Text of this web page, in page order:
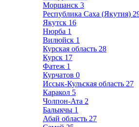
Моршанск 3
Республика Саха (Якутия)
Якутск 16
Нюрба 1
Вилюйск 1
Курская область 28
Курск 17
Фатеж 1
Курчатов 0
Иссык-Кульская область 27
Каракол 5
Чолпон-Ата 2
Балыкчы 1
Абай область 27